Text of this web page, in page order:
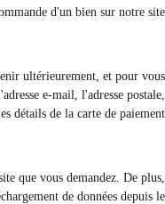
nécessaires pour
collecter des
pour nous permettre
pour gérer votre